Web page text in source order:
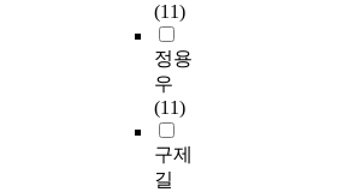
(11)
정용
우
(11)
구제
길